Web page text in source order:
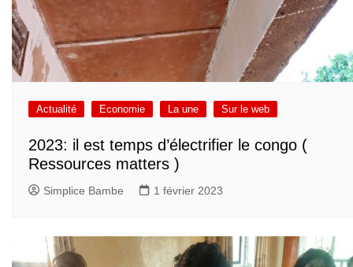
Actualité Economie La une Sur le web
2023: il est temps d’électrifier le congo (
Ressources matters )
Simplice Bambe 1 février 2023